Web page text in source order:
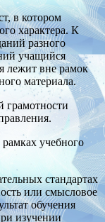
в котором
характера. К
разного
учащийся
лежит вне рамок
материала.
грамотности
учебного
стандартах
или смысловое
обучения
изучении